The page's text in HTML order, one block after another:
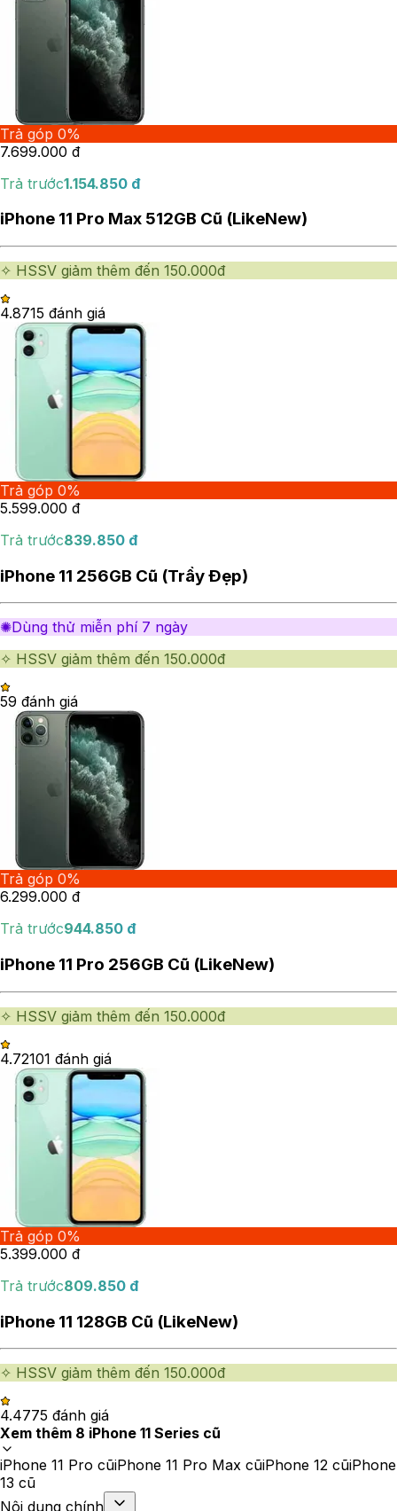
Trả góp 0%
7.699.000 đ
Trả trước1.154.850 đ
iPhone 11 Pro Max 512GB Cũ (LikeNew)
✧ HSSV giảm thêm đến 150.000đ
4.8715 đánh giá
Trả góp 0%
5.599.000 đ
Trả trước839.850 đ
iPhone 11 256GB Cũ (Trầy Đẹp)
✺Dùng thử miễn phí 7 ngày
✧ HSSV giảm thêm đến 150.000đ
59 đánh giá
Trả góp 0%
6.299.000 đ
Trả trước944.850 đ
iPhone 11 Pro 256GB Cũ (LikeNew)
✧ HSSV giảm thêm đến 150.000đ
4.72101 đánh giá
Trả góp 0%
5.399.000 đ
Trả trước809.850 đ
iPhone 11 128GB Cũ (LikeNew)
✧ HSSV giảm thêm đến 150.000đ
4.4775 đánh giá
Xem thêm 8 iPhone 11 Series cũ
iPhone 11 Pro cũiPhone 11 Pro Max cũiPhone 12 cũiPhone
13 cũ
Nội dung chính